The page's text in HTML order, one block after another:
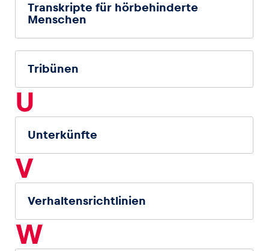
Transkripte für hörbehinderte
Menschen
Tribünen
U
Unterkünfte
V
Verhaltensrichtlinien
W